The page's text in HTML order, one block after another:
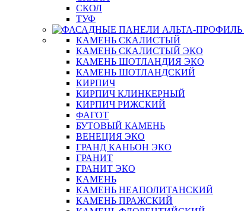
СКОЛ
ТУФ
КАМЕНЬ СКАЛИСТЫЙ
КАМЕНЬ СКАЛИСТЫЙ ЭКО
КАМЕНЬ ШОТЛАНДИЯ ЭКО
КАМЕНЬ ШОТЛАНДСКИЙ
КИРПИЧ
КИРПИЧ КЛИНКЕРНЫЙ
КИРПИЧ РИЖСКИЙ
ФАГОТ
БУТОВЫЙ КАМЕНЬ
ВЕНЕЦИЯ ЭКО
ГРАНД КАНЬОН ЭКО
ГРАНИТ
ГРАНИТ ЭКО
КАМЕНЬ
КАМЕНЬ НЕАПОЛИТАНСКИЙ
КАМЕНЬ ПРАЖСКИЙ